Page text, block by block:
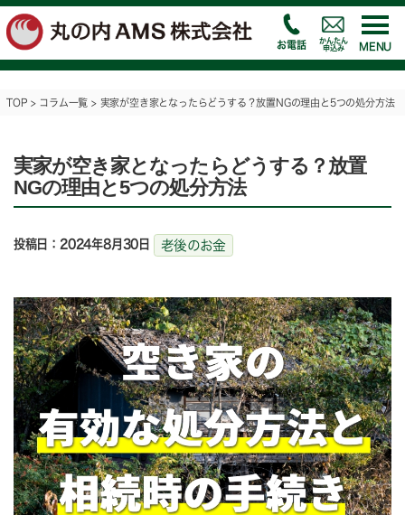
MENU
かんたん
申込み
お電話
TOP> コラム一覧 > 実家が空き家となったらどうする？放置NGの理由と5つの処分方法
実家が空き家となったらどうする？放置
NGの理由と5つの処分方法
投稿日：2024年8月30日 老後のお金